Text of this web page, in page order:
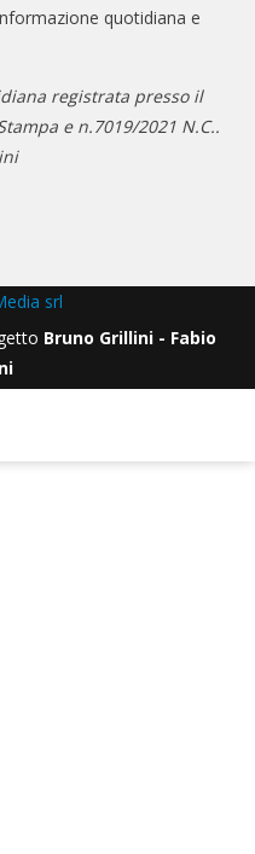
quotidiana e
registrata presso il
e n.7019/2021 N.C..
srl
Bruno Grillini - Fabio